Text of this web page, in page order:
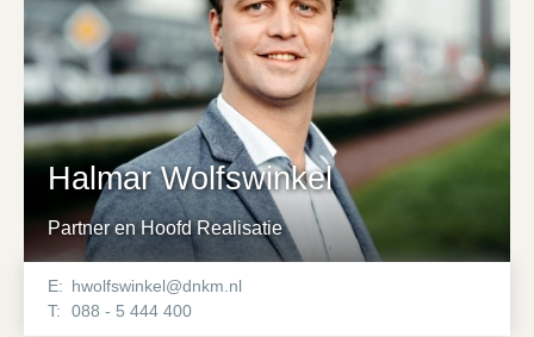
Halmar Wolfswinkel
Partner en Hoofd Realisatie
E: hwolfswinkel@dnkm.nl
T:
088 - 5 444 400